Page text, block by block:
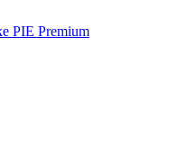
PIE Premium